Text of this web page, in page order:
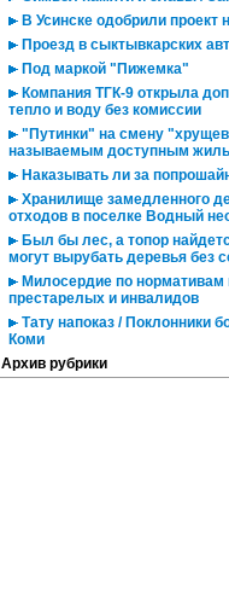
В Усинске одобрили проект
Проезд в сыктывкарских
Под маркой "Пижемка"
Компания ТГК-9 открыла
тепло и воду без комиссии
"Путинки" на смену
называемым доступным
Наказывать ли за
Хранилище замедленного
отходов в поселке Водный
Был бы лес, а топор
могут вырубать деревья без
Милосердие по
престарелых и инвалидов
Тату напоказ / Поклонники
Коми
Архив рубрики